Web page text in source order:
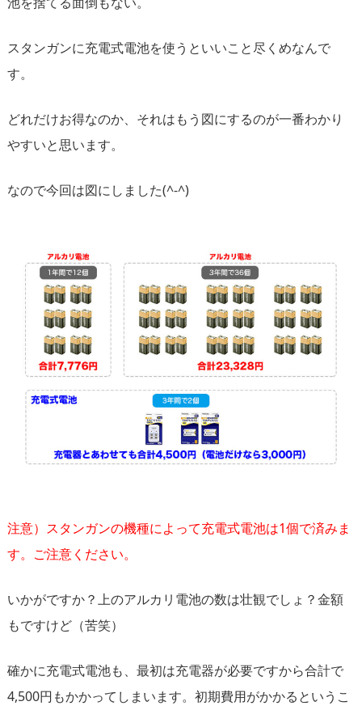
スタンガンに充電式電池を使うといいこと尽くめなんで
す。
どれだけお得なのか、それはもう図にするのが一番わかり
やすいと思います。
なので今回は図にしました(^-^)
注意）スタンガンの機種によって充電式電池は1個で済みま
す。ご注意ください。
いかがですか？上のアルカリ電池の数は壮観でしょ？金額
もですけど（苦笑）
確かに充電式電池も、最初は充電器が必要ですから合計で
4,500円もかかってしまいます。初期費用がかかるというこ